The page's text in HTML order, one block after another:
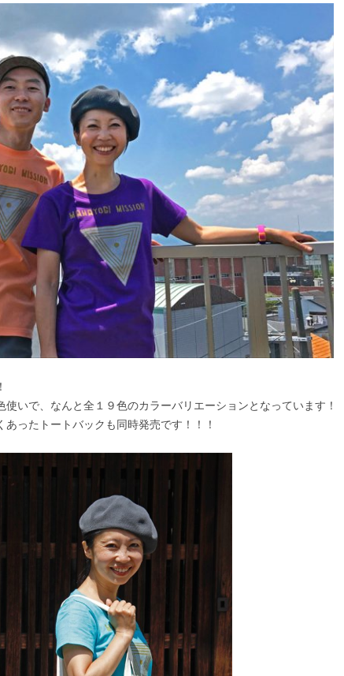
いで、なんと全１９色のカラーバリエーションとなっています！
ったトートバックも同時発売です！！！